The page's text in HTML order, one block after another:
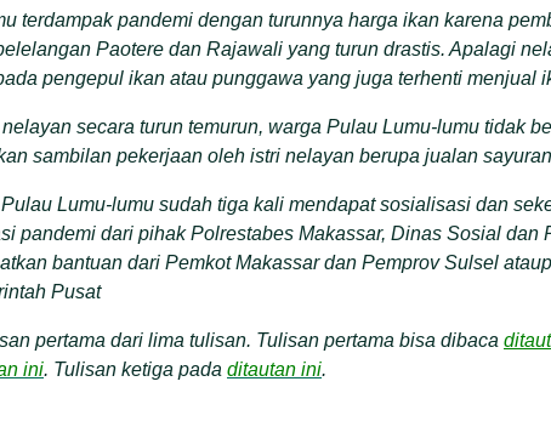
terdampak pandemi dengan turunnya harga ikan karena
Paotere dan Rajawali yang turun drastis. Apalagi
pengepul ikan atau punggawa yang juga terhenti menjual
secara turun temurun, warga Pulau Lumu-lumu tidak
sambilan pekerjaan oleh istri nelayan berupa jualan
Lumu-lumu sudah tiga kali mendapat sosialisasi dan
pandemi dari pihak Polrestabes Makassar, Dinas Sosial dan
bantuan dari Pemkot Makassar dan Pemprov Sulsel
Pusat
pertama dari lima tulisan. Tulisan pertama bisa dibaca
ini. Tulisan ketiga pada ditautan ini.